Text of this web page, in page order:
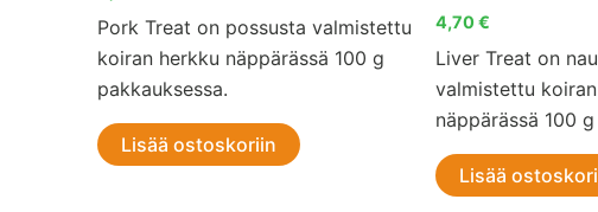
Pork Treat on possusta valmistettu
koiran herkku näppärässä 100 g
pakkauksessa.
Lisää ostoskoriin
4,70€
Liver Treat on
valmistettu
näppärässä 100
Lisää